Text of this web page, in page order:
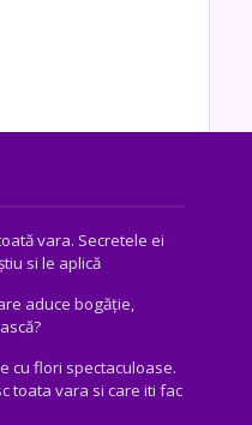
vara. Secretele ei
si le aplică
aduce bogăţie,
cu flori spectaculoase.
toata vara si care iti fac